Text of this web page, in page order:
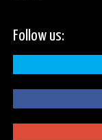
Follow us: